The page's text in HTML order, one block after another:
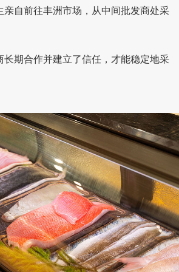
亲自前往丰洲市场，从中间批发商处采
长期合作并建立了信任，才能稳定地采